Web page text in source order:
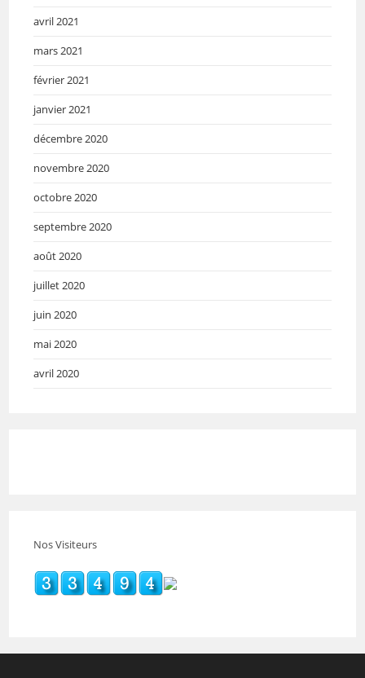
avril 2021
mars 2021
février 2021
janvier 2021
décembre 2020
novembre 2020
octobre 2020
septembre 2020
août 2020
juillet 2020
juin 2020
mai 2020
avril 2020
Nos Visiteurs